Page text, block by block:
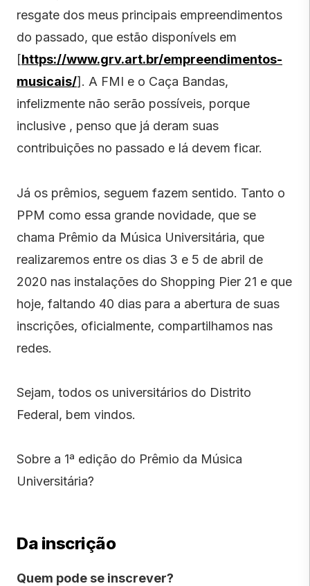
resgate dos meus principais empreendimentos
do passado, que estão disponívels em
[https://www.grv.art.br/empreendimentos-
musicais/]. A FMI e o Caça Bandas,
infelizmente não serão possíveis, porque
inclusive , penso que já deram suas
contribuições no passado e lá devem ficar.
Já os prêmios, seguem fazem sentido. Tanto o
PPM como essa grande novidade, que se
chama Prêmio da Música Universitária, que
realizaremos entre os dias 3 e 5 de abril de
2020 nas instalações do Shopping Pier 21 e que
hoje, faltando 40 dias para a abertura de suas
inscrições, oficialmente, compartilhamos nas
redes.
Sejam, todos os universitários do Distrito
Federal, bem vindos.
Sobre a 1ª edição do Prêmio da Música
Universitária?
Da inscrição
Quem pode se inscrever?